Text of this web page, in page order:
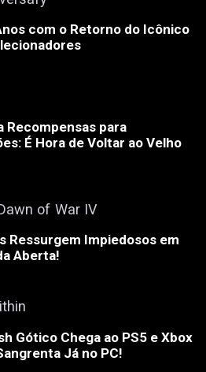
com o Retorno do Icônico
Recompensas para
É Hora de Voltar ao Velho
Ressurgem Impiedosos em
Aberta!
Gótico Chega ao PS5 e Xbox
Já no PC!